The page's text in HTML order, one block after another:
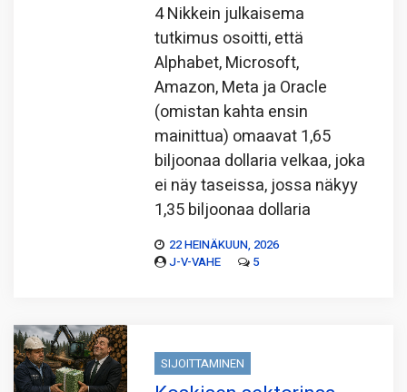
4 Nikkein julkaisema
tutkimus osoitti, että
Alphabet, Microsoft,
Amazon, Meta ja Oracle
(omistan kahta ensin
mainittua) omaavat 1,65
biljoonaa dollaria velkaa, joka
ei näy taseissa, jossa näkyy
1,35 biljoonaa dollaria
22 HEINÄKUUN, 2026
J-V-VAHE
5
SIJOITTAMINEN